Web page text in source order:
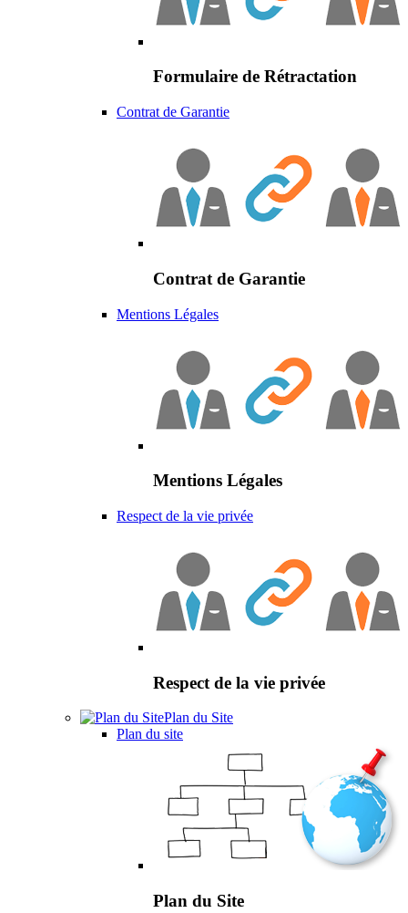
Formulaire de Rétractation
Contrat de Garantie
Contrat de Garantie
Mentions Légales
Mentions Légales
Respect de la vie privée
Respect de la vie privée
Plan du Site
Plan du site
Plan du Site